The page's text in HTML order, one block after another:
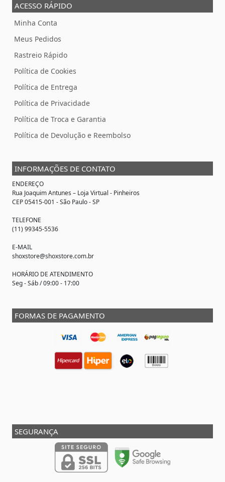
ACESSO RÁPIDO
Minha Conta
Meus Pedidos
Rastreio Rápido
Política de Cookies
Política de Entrega
Política de Privacidade
Política de Troca e Garantia
Política de Devolução e Reembolso
INFORMAÇÕES DE CONTATO
ENDEREÇO
Rua Joaquim Antunes – Loja Virtual - Pinheiros
CEP 05415-001 - São Paulo - SP
TELEFONE
(11) 99345-5536
E-MAIL
shoxstore@shoxstore.com.br
HORÁRIO DE ATENDIMENTO
Seg - Sáb / 09:00 - 17:00
FORMAS DE PAGAMENTO
SEGURANÇA